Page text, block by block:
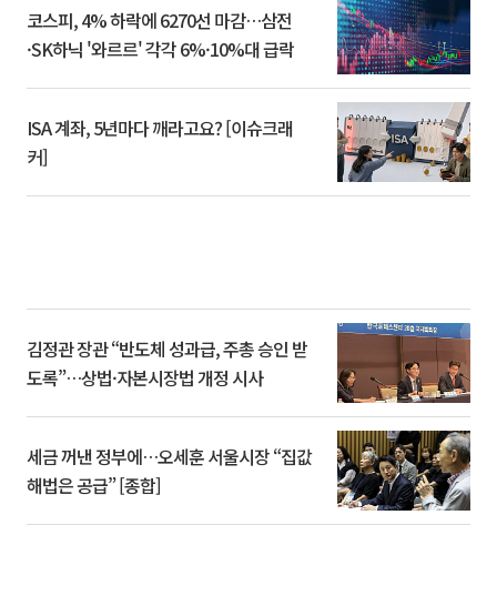
코스피, 4% 하락에 6270선 마감…삼전
·SK하닉 '와르르' 각각 6%·10%대 급락
ISA 계좌, 5년마다 깨라고요? [이슈크래
커]
김정관 장관 “반도체 성과급, 주총 승인 받
도록”…상법·자본시장법 개정 시사
세금 꺼낸 정부에…오세훈 서울시장 “집값
해법은 공급” [종합]